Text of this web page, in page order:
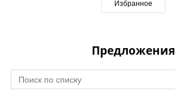
Избранное
Предложения